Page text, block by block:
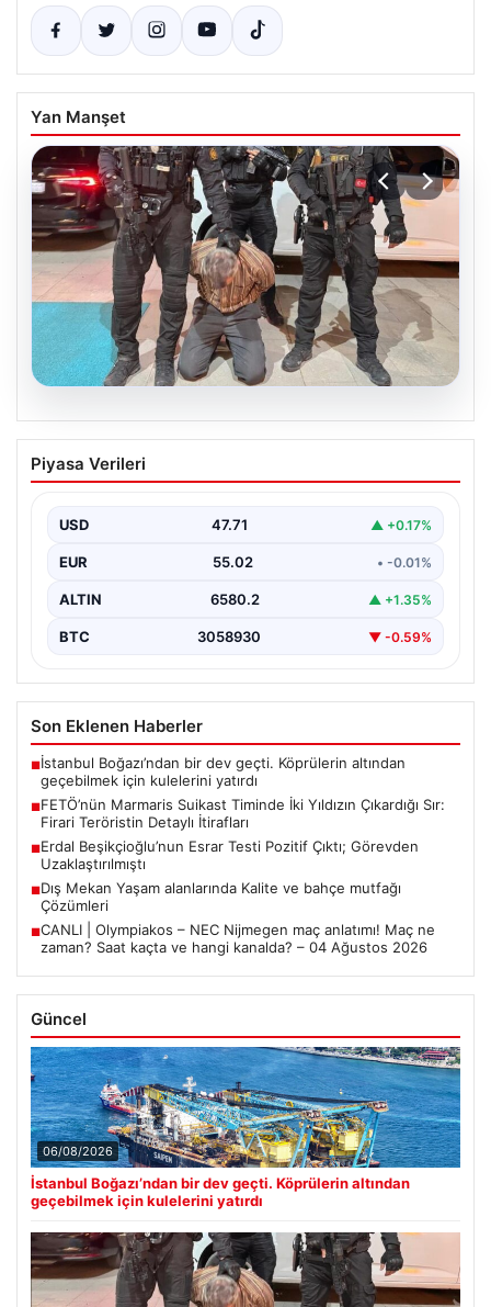
Yan Manşet
05.08.2026
FETÖ’nün Marmaris Suikast Timinde İki
Yıldızın Çıkardığı Sır: Firari Teröristin
15 Temmuz 2016 tarihinde gerçekleştirilen başarısız
girişimin…
Piyasa Verileri
USD 47.71 ▲ +0.17%
EUR 55.02 • -0.01%
ALTIN 6580.2 ▲ +1.35%
BTC 3058930 ▼ -0.59%
Son Eklenen Haberler
■İstanbul Boğazı’ndan bir dev geçti. Köprülerin altından
geçebilmek için kulelerini yatırdı
■FETÖ’nün Marmaris Suikast Timinde İki Yıldızın Çıkardığı Sır:
Firari Teröristin Detaylı İtirafları
■Erdal Beşikçioğlu’nun Esrar Testi Pozitif Çıktı; Görevden
Uzaklaştırılmıştı
■Dış Mekan Yaşam alanlarında Kalite ve bahçe mutfağı
Çözümleri
■CANLI | Olympiakos – NEC Nijmegen maç anlatımı! Maç ne
zaman? Saat kaçta ve hangi kanalda? – 04 Ağustos 2026
Güncel
06/08/2026
İstanbul Boğazı’ndan bir dev geçti. Köprülerin altından
geçebilmek için kulelerini yatırdı